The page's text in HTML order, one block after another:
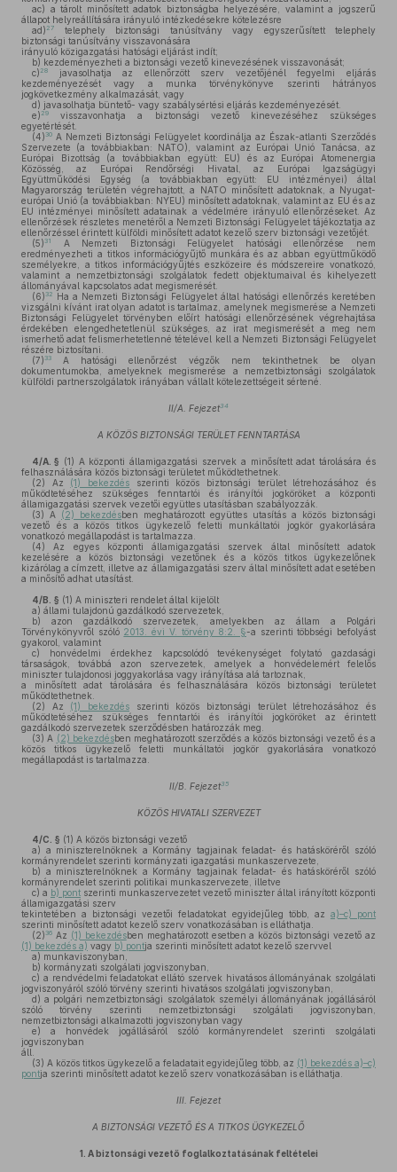
ac) a tárolt minősített adatok biztonságba helyezésére, valamint a jogszerű
állapot helyreállítására irányuló intézkedésekre kötelezésre
ad) 27
telephely biztonsági tanúsítvány vagy egyszerűsített telephely
biztonsági tanúsítvány visszavonására
irányuló közigazgatási hatósági eljárást indít;
b) kezdeményezheti a biztonsági vezető kinevezésének visszavonását;
c) 28
javasolhatja az ellenőrzött szerv vezetőjénél fegyelmi eljárás
kezdeményezését vagy a munka törvénykönyve szerinti hátrányos
jogkövetkezmény alkalmazását, vagy
d) javasolhatja büntető- vagy szabálysértési eljárás kezdeményezését.
e) 29
visszavonhatja a biztonsági vezető kinevezéséhez szükséges
egyetértését.
(4) 30 A Nemzeti Biztonsági Felügyelet koordinálja az Észak-atlanti Szerződés
Szervezete (a továbbiakban: NATO), valamint az Európai Unió Tanácsa, az
Európai Bizottság (a továbbiakban együtt: EU) és az Európai Atomenergia
Közösség, az Európai Rendőrségi Hivatal, az Európai Igazságügyi
Együttműködési Egység (a továbbiakban együtt: EU intézményei) által
Magyarország területén végrehajtott, a NATO minősített adatoknak, a Nyugat-
európai Unió (a továbbiakban: NYEU) minősített adatoknak, valamint az EU és az
EU intézményei minősített adatainak a védelmére irányuló ellenőrzéseket. Az
ellenőrzések részletes menetéről a Nemzeti Biztonsági Felügyelet tájékoztatja az
ellenőrzéssel érintett külföldi minősített adatot kezelő szerv biztonsági vezetőjét.
(5) 31
A Nemzeti Biztonsági Felügyelet hatósági ellenőrzése nem
eredményezheti a titkos információgyűjtő munkára és az abban együttműködő
személyekre, a titkos információgyűjtés eszközeire és módszereire vonatkozó,
valamint a nemzetbiztonsági szolgálatok fedett objektumaival és kihelyezett
állományával kapcsolatos adat megismerését.
(6) 32
Ha a Nemzeti Biztonsági Felügyelet által hatósági ellenőrzés keretében
vizsgálni kívánt irat olyan adatot is tartalmaz, amelynek megismerése a Nemzeti
Biztonsági Felügyelet törvényben előírt hatósági ellenőrzésének végrehajtása
érdekében elengedhetetlenül szükséges, az irat megismerését a meg nem
ismerhető adat felismerhetetlenné tételével kell a Nemzeti Biztonsági Felügyelet
részére biztosítani.
(7) 33
A hatósági ellenőrzést végzők nem tekinthetnek be olyan
dokumentumokba, amelyeknek megismerése a nemzetbiztonsági szolgálatok
külföldi partnerszolgálatok irányában vállalt kötelezettségeit sértené.
II/A. Fejezet34
A KÖZÖS BIZTONSÁGI TERÜLET FENNTARTÁSA
4/A. § (1) A központi államigazgatási szervek a minősített adat tárolására és
felhasználására közös biztonsági területet működtethetnek.
(2) Az (1) bekezdés szerinti közös biztonsági terület létrehozásához és
működtetéséhez szükséges fenntartói és irányítói jogköröket a központi
államigazgatási szervek vezetői együttes utasításban szabályozzák.
(3) A (2) bekezdésben meghatározott együttes utasítás a közös biztonsági
vezető és a közös titkos ügykezelő feletti munkáltatói jogkör gyakorlására
vonatkozó megállapodást is tartalmazza.
(4) Az egyes központi államigazgatási szervek által minősített adatok
kezelésére a közös biztonsági vezetőnek és a közös titkos ügykezelőnek
kizárólag a címzett, illetve az államigazgatási szerv által minősített adat esetében
a minősítő adhat utasítást.
4/B. § (1) A miniszteri rendelet által kijelölt
a) állami tulajdonú gazdálkodó szervezetek,
b) azon gazdálkodó szervezetek, amelyekben az állam a Polgári
Törvénykönyvről szóló 2013. évi V. törvény 8:2. §-a szerinti többségi befolyást
gyakorol, valamint
c) honvédelmi érdekhez kapcsolódó tevékenységet folytató gazdasági
társaságok, továbbá azon szervezetek, amelyek a honvédelemért felelős
miniszter tulajdonosi joggyakorlása vagy irányítása alá tartoznak,
a minősített adat tárolására és felhasználására közös biztonsági területet
működtethetnek.
(2) Az (1) bekezdés szerinti közös biztonsági terület létrehozásához és
működtetéséhez szükséges fenntartói és irányítói jogköröket az érintett
gazdálkodó szervezetek szerződésben határozzák meg.
(3) A (2) bekezdésben meghatározott szerződés a közös biztonsági vezető és a
közös titkos ügykezelő feletti munkáltatói jogkör gyakorlására vonatkozó
megállapodást is tartalmazza.
II/B. Fejezet35
KÖZÖS HIVATALI SZERVEZET
4/C. § (1) A közös biztonsági vezető
a) a miniszterelnöknek a Kormány tagjainak feladat- és hatásköréről szóló
kormányrendelet szerinti kormányzati igazgatási munkaszervezete,
b) a miniszterelnöknek a Kormány tagjainak feladat- és hatásköréről szóló
kormányrendelet szerinti politikai munkaszervezete, illetve
c) a b) pont szerinti munkaszervezetet vezető miniszter által irányított központi
államigazgatási szerv
tekintetében a biztonsági vezetői feladatokat egyidejűleg több, az a)–c) pont
szerinti minősített adatot kezelő szerv vonatkozásában is elláthatja.
(2) 36 Az (1) bekezdésben meghatározott esetben a közös biztonsági vezető az
(1) bekezdés a) vagy b) pontja szerinti minősített adatot kezelő szervvel
a) munkaviszonyban,
b) kormányzati szolgálati jogviszonyban,
c) a rendvédelmi feladatokat ellátó szervek hivatásos állományának szolgálati
jogviszonyáról szóló törvény szerinti hivatásos szolgálati jogviszonyban,
d) a polgári nemzetbiztonsági szolgálatok személyi állományának jogállásáról
szóló törvény szerinti nemzetbiztonsági szolgálati jogviszonyban,
nemzetbiztonsági alkalmazotti jogviszonyban vagy
e) a honvédek jogállásáról szóló kormányrendelet szerinti szolgálati
jogviszonyban
áll.
(3) A közös titkos ügykezelő a feladatait egyidejűleg több, az (1) bekezdés a)–c)
pontja szerinti minősített adatot kezelő szerv vonatkozásában is elláthatja.
III. Fejezet
A BIZTONSÁGI VEZETŐ ÉS A TITKOS ÜGYKEZELŐ
1. A biztonsági vezető foglalkoztatásának feltételei